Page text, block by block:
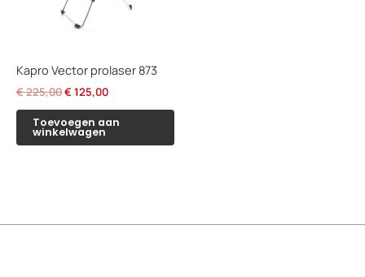
Kapro Vector prolaser 873
€225,00Oorspronkelijke
was:
€ 225,00.
€ 125,00Huidige
is:
Toevoegen aan
winkelwagen